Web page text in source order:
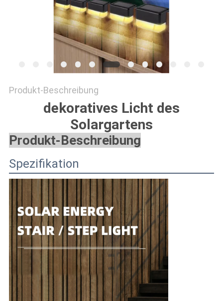
SITEMAP
DATENSCHUTZRICHTLINIE
Produkt-Beschreibung
dekoratives Licht des
Solargartens
Produkt-Beschreibung
Spezifikation